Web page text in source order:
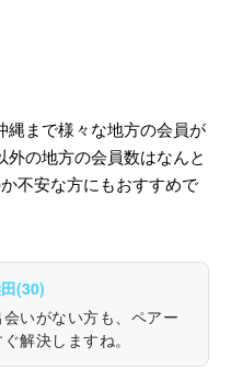
縄まで様々な地方の会員が
外の地方の会員数はなんと
不安な方にもおすすめで
(30)
いがない方も、ペアー
解決しますね。